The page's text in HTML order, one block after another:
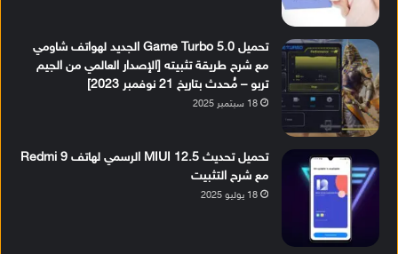
تحميل Game Turbo 5.0 الجديد لهواتف شاومي
مع شرح طريقة تثبيته [الإصدار العالمي من الجيم
تربو – مُحدث بتاريخ 21 نوفمبر 2023]
18 سبتمبر 2025
تحميل تحديث MIUI 12.5 الرسمي لهاتف Redmi 9
مع شرح التثبيت
18 يوليو 2025